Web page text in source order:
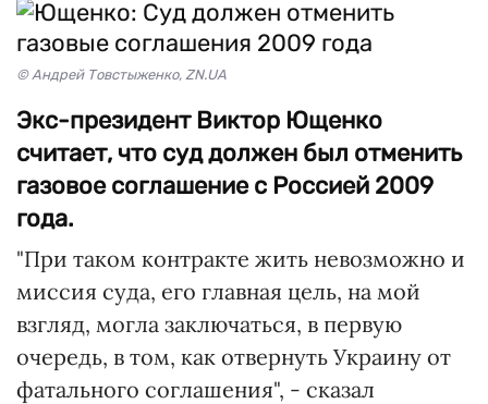
© Андрей Товстыженко, ZN.UA
Экс-президент Виктор Ющенко
считает, что суд должен был отменить
газовое соглашение с Россией 2009
года.
"При таком контракте жить невозможно и
миссия суда, его главная цель, на мой
взгляд, могла заключаться, в первую
очередь, в том, как отвернуть Украину от
фатального соглашения", - сказал